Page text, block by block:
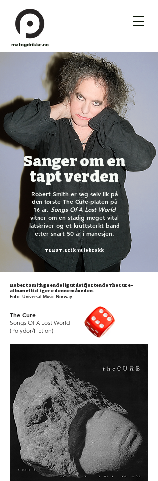
matogdrikke.no
Sanger om en
tapt verden
Robert Smith er seg selv lik på
den første The Cure-platen på
16 år. Songs Of A Lost World
vitner om en stadig meget vital
låtskriver og et kruttsterkt band
etter snart 50 år i manesjen.
TEKST: Erik Valebrokk
Robert Smith ga endelig ut det fjortende The Cure-
albumet tidligere denne måneden.
Foto: Universal Music Norway
The Cure
Songs Of A Lost World
(Polydor/Fiction)